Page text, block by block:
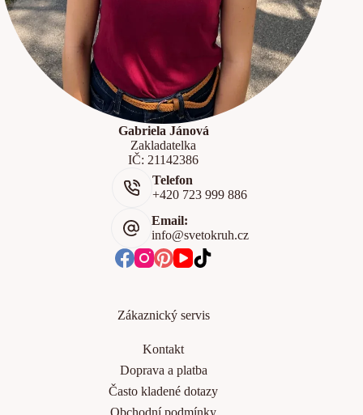
Gabriela Jánová
Zakladatelka
IČ: 21142386
Telefon
+420 723 999 886
Email:
info@svetokruh.cz
Zákaznický servis
Kontakt
Doprava a platba
Často kladené dotazy
Obchodní podmínky